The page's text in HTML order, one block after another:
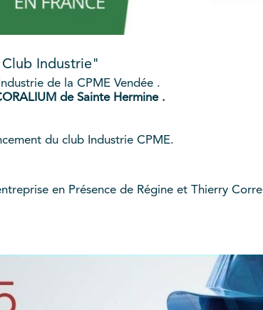
Industrie"
de la CPME Vendée .
de Sainte Hermine .
du club Industrie CPME.
en Présence de Régine et Thierry Corre